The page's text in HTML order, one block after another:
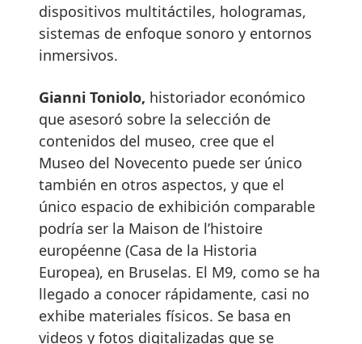
dispositivos multitáctiles, hologramas,
sistemas de enfoque sonoro y entornos
inmersivos.
Gianni Toniolo, historiador económico
que asesoró sobre la selección de
contenidos del museo, cree que el
Museo del Novecento puede ser único
también en otros aspectos, y que el
único espacio de exhibición comparable
podría ser la Maison de l’histoire
européenne (Casa de la Historia
Europea), en Bruselas. El M9, como se ha
llegado a conocer rápidamente, casi no
exhibe materiales físicos. Se basa en
videos y fotos digitalizadas que se